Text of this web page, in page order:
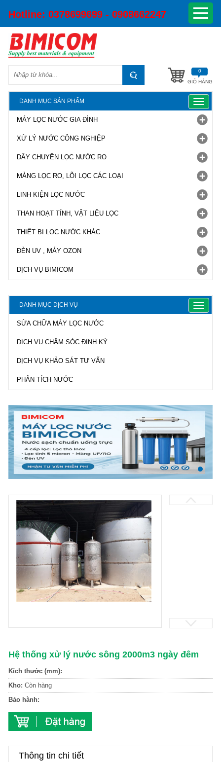
Hotline: 0378699699 - 0908662247
GIỎ HÀNG
0
DANH MỤC SẢN PHẨM
Toggle
MÁY LỌC NƯỚC GIA ĐÌNH
XỬ LÝ NƯỚC CÔNG NGHIỆP
DÂY CHUYỀN LỌC NƯỚC RO
MÀNG LỌC RO, LÕI LỌC CÁC LOẠI
LINH KIỆN LỌC NƯỚC
THAN HOẠT TÍNH, VẬT LIỆU LỌC
THIẾT BỊ LỌC NƯỚC KHÁC
ĐÈN UV , MÁY OZON
DỊCH VỤ BIMICOM
DANH MỤC DỊCH VỤ
Toggle
SỬA CHỮA MÁY LỌC NƯỚC
DỊCH VỤ CHĂM SÓC ĐỊNH KỲ
DỊCH VỤ KHẢO SÁT TƯ VẤN
PHÂN TÍCH NƯỚC
Hệ thống xử lý nước sông 2000m3 ngày đêm
Kích thước (mm):
Kho: Còn hàng
Bảo hành:
Thông tin chi tiết